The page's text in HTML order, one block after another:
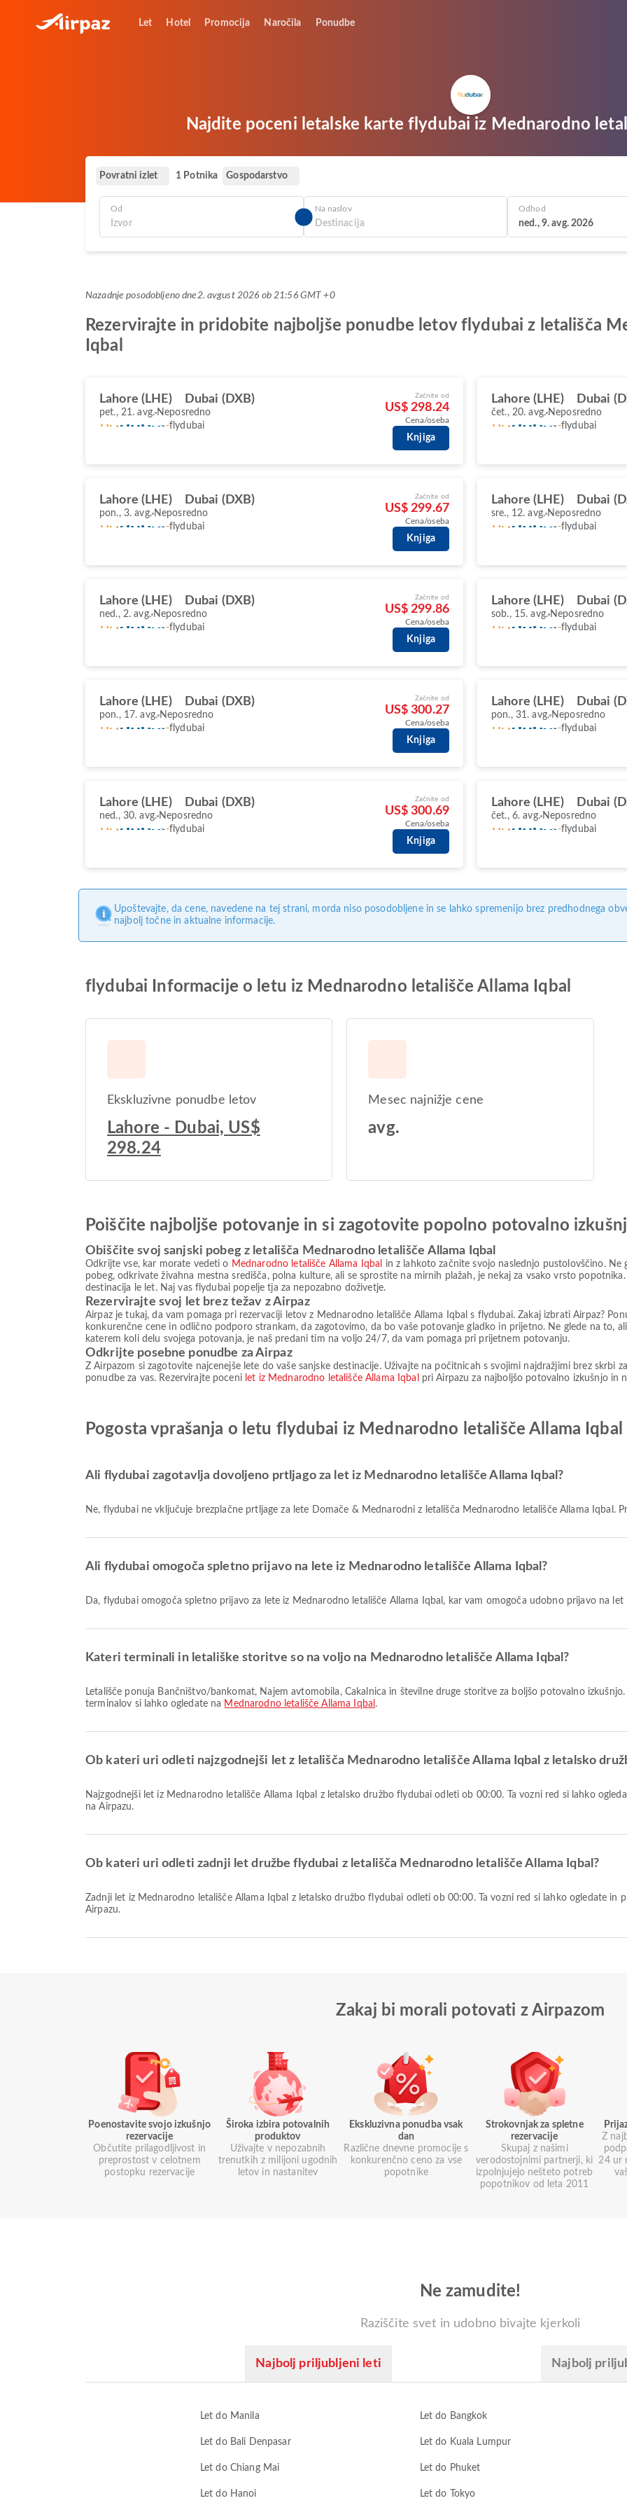
Let Hotel Promocija Naročila Ponudbe
Najdite poceni letalske karte flydubai iz Mednarodno
Povratni izlet 1 Potnika Gospodarstvo
Od Na naslov Odhod
ned., 9. avg. 2026
Nazadnje posodobljeno dne2. avgust 2026 ob 21:56 GMT +0
Rezervirajte in pridobite najboljše ponudbe letov flydubai z letališča
Iqbal
Lahore (LHE) Dubai (DXB)
pet., 21. avg. Neposredno
flydubai
Začnite od
US$ 298.24
Cena/oseba
Knjiga
Lahore (LHE) Dubai
čet., 20. avg. Neposredno
flydubai
Lahore (LHE) Dubai (DXB)
pon., 3. avg. Neposredno
flydubai
Začnite od
US$ 299.67
Cena/oseba
Knjiga
Lahore (LHE) Dubai
sre., 12. avg. Neposredno
flydubai
Lahore (LHE) Dubai (DXB)
ned., 2. avg. Neposredno
flydubai
Začnite od
US$ 299.86
Cena/oseba
Knjiga
Lahore (LHE) Dubai
sob., 15. avg. Neposredno
flydubai
Lahore (LHE) Dubai (DXB)
pon., 17. avg. Neposredno
flydubai
Začnite od
US$ 300.27
Cena/oseba
Knjiga
Lahore (LHE) Dubai
pon., 31. avg. Neposredno
flydubai
Lahore (LHE) Dubai (DXB)
ned., 30. avg. Neposredno
flydubai
Začnite od
US$ 300.69
Cena/oseba
Knjiga
Lahore (LHE) Dubai
čet., 6. avg. Neposredno
flydubai
Upoštevajte, da cene, navedene na tej strani, morda niso posodobljene in se lahko spremenijo brez predhodnega
najbolj točne in aktualne informacije.
flydubai Informacije o letu iz Mednarodno letališče Allama Iqbal
Ekskluzivne ponudbe letov
Lahore - Dubai, US$
298.24
Mesec najnižje cene
avg.
Poiščite najboljše potovanje in si zagotovite popolno potovalno
Obiščite svoj sanjski pobeg z letališča Mednarodno letališče Allama Iqbal
Odkrijte vse, kar morate vedeti o Mednarodno letališče Allama Iqbal
in z lahkoto začnite svojo naslednjo pustolovščino.
pobeg, odkrivate živahna mestna središča, polna kulture, ali se sprostite na mirnih plažah, je nekaj za vsako vrsto
destinacija le let. Naj vas flydubai popelje tja za nepozabno doživetje.
Rezervirajte svoj let brez težav z Airpaz
Airpaz je tukaj, da vam pomaga pri rezervaciji letov z Mednarodno letališče Allama Iqbal s flydubai. Zakaj izbrati Airpaz?
konkurenčne cene in odlično podporo strankam, da zagotovimo, da bo vaše potovanje gladko in prijetno. Ne glede na to,
katerem koli delu svojega potovanja, je naš predani tim na voljo 24/7, da vam pomaga pri prijetnem potovanju.
Odkrijte posebne ponudbe za Airpaz
Z Airpazom si zagotovite najcenejše lete do vaše sanjske destinacije. Uživajte na počitnicah s svojimi najdražjimi brez skrbi
ponudbe za vas. Rezervirajte poceni let iz Mednarodno letališče Allama Iqbal pri Airpazu za najboljšo potovalno izkušnjo in
Pogosta vprašanja o letu flydubai iz Mednarodno letališče Allama Iqbal
Ali flydubai zagotavlja dovoljeno prtljago za let iz Mednarodno letališče Allama Iqbal?
Ne, flydubai ne vključuje brezplačne prtljage za lete Domače & Mednarodni z letališča Mednarodno letališče Allama Iqbal.
Ali flydubai omogoča spletno prijavo na lete iz Mednarodno letališče Allama Iqbal?
Da, flydubai omogoča spletno prijavo za lete iz Mednarodno letališče Allama Iqbal, kar vam omogoča udobno prijavo na
Kateri terminali in letališke storitve so na voljo na Mednarodno letališče Allama Iqbal?
Letališče ponuja Bančništvo/bankomat, Najem avtomobila, Čakalnica in številne druge storitve za boljšo potovalno izkušnjo. Podrobne informacije o storitvah in razporedu
terminalov si lahko ogledate na Mednarodno letališče Allama Iqbal .
Ob kateri uri odleti najzgodnejši let z letališča Mednarodno letališče Allama Iqbal z letalsko
Najzgodnejši let iz Mednarodno letališče Allama Iqbal z letalsko družbo flydubai odleti ob 00:00. Ta vozni red si lahko ogledate in primerjate druge razpoložljive možnosti letov
na Airpazu.
Ob kateri uri odleti zadnji let družbe flydubai z letališča Mednarodno letališče Allama Iqbal?
Zadnji let iz Mednarodno letališče Allama Iqbal z letalsko družbo flydubai odleti ob 00:00. Ta vozni red si lahko ogledate in primerjate druge razpoložljive možnosti letov na
Airpazu.
Zakaj bi morali potovati z Airpazom
Poenostavite svojo izkušnjo
rezervacije
Občutite prilagodljivost in
preprostost v celotnem
postopku rezervacije
Široka izbira potovalnih
produktov
Uživajte v nepozabnih
trenutkih z milijoni ugodnih
letov in nastanitev
Ekskluzivna ponudba vsak
dan
Različne dnevne promocije s
konkurenčno ceno za vse
popotnike
Strokovnjak za spletne
rezervacije
Skupaj z našimi
verodostojnimi partnerji, ki
izpolnjujejo nešteto potreb
popotnikov od leta 2011
Z
24 ur
Ne zamudite!
Raziščite svet in udobno bivajte kjerkoli
Najbolj priljubljeni leti Najbolj
Let do Manila Let do Bangkok
Let do Bali Denpasar Let do Kuala Lumpur
Let do Chiang Mai Let do Phuket
Let do Hanoi Let do Tokyo